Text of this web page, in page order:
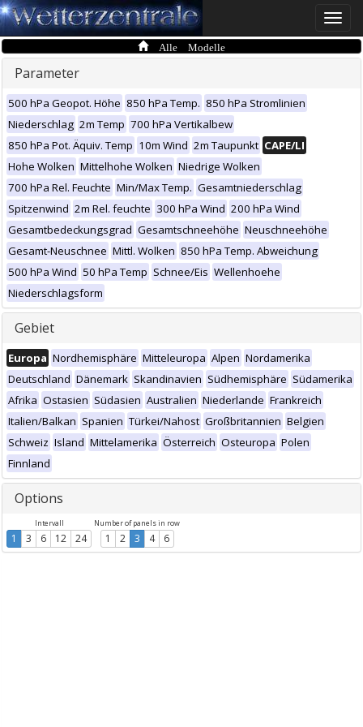
Toggle
Alle Modelle
Parameter
500 hPa Geopot. Höhe 850 hPa Temp. 850 hPa Stromlinien
Niederschlag 2m Temp 700 hPa Vertikalbew
850 hPa Pot. Äquiv. Temp 10m Wind 2m Taupunkt CAPE/LI
Hohe Wolken Mittelhohe Wolken Niedrige Wolken
700 hPa Rel. Feuchte Min/Max Temp. Gesamtniederschlag
Spitzenwind 2m Rel. feuchte 300 hPa Wind 200 hPa Wind
Gesamtbedeckungsgrad Gesamtschneehöhe Neuschneehöhe
Gesamt-Neuschnee Mittl. Wolken 850 hPa Temp. Abweichung
500 hPa Wind 50 hPa Temp Schnee/Eis Wellenhoehe
Niederschlagsform
Gebiet
Europa Nordhemisphäre Mitteleuropa Alpen Nordamerika
Deutschland Dänemark Skandinavien Südhemisphäre Südamerika
Afrika Ostasien Südasien Australien Niederlande Frankreich
Italien/Balkan Spanien Türkei/Nahost Großbritannien Belgien
Schweiz Island Mittelamerika Österreich Osteuropa Polen
Finnland
Options
Intervall
1 3 6 12 24
Number of panels in row
1 2 3 4 6